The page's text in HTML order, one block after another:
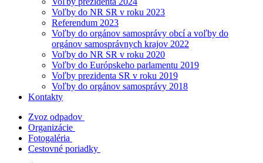
Voľby do NR SR v roku 2023
Referendum 2023
Voľby do orgánov samosprávy obcí a voľby do
orgánov samosprávnych krajov 2022
Voľby do NR SR v roku 2020
Voľby do Európskeho parlamentu 2019
Voľby prezidenta SR v roku 2019
Voľby do orgánov samosprávy 2018
Kontakty
Zvoz odpadov
Organizácie
Fotogaléria
Cestovné poriadky